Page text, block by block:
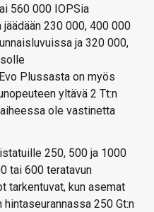
560 000 IOPSia
230 000, 400 000
ja 320 000,
Plussasta on myös
yltävä 2 Tt:n
ole vastinetta
250, 500 ja 1000
tai 600 teratavun
tarkentuvat, kun asemat
250 Gt:n